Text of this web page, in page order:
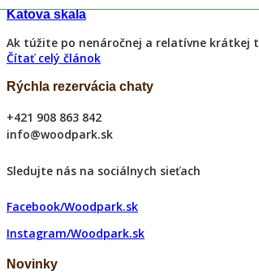
Katova skala
Ak túžite po nenáročnej a relatívne krátkej
Čítať celý článok
Rýchla rezervácia chaty
+421 908 863 842
info@woodpark.sk
Sledujte nás na sociálnych sieťach
Facebook/Woodpark.sk
Instagram/Woodpark.sk
Novinky